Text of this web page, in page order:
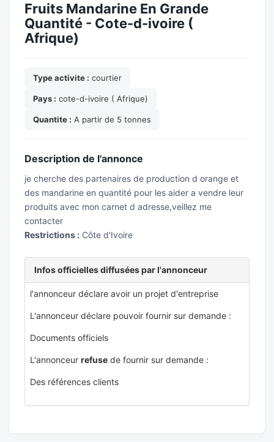
Fruits Mandarine En Grande
Quantité - Cote-d-ivoire (
Afrique)
Type activite : courtier
Pays : cote-d-ivoire ( Afrique)
Quantite : A partir de 5 tonnes
Description de l'annonce
je cherche des partenaires de production d orange et
des mandarine en quantité pour les aider a vendre leur
produits avec mon carnet d adresse,veillez me
contacter
Restrictions : Côte d'Ivoire
Infos officielles diffusées par l'annonceur
l'annonceur déclare avoir un projet d'entreprise
L'annonceur déclare pouvoir fournir sur demande :
Documents officiels
L'annonceur refuse de fournir sur demande :
Des références clients